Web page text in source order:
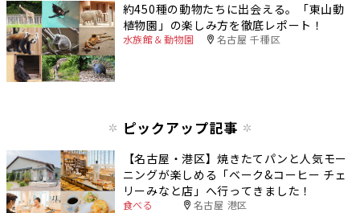
約450種の動物たちに出会える。「東山動
植物園」の楽しみ方を徹底レポート！
水族館＆動物園 名古屋 千種区
ピックアップ記事
【名古屋・港区】焼きたてパンと人気モー
ニングが楽しめる「ベーク&コーヒー チェ
リーみなと店」へ行ってきました！
食べる 名古屋 港区